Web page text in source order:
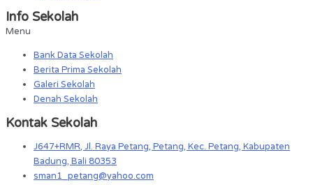
Info Sekolah
Menu
Bank Data Sekolah
Berita Prima Sekolah
Galeri Sekolah
Denah Sekolah
Kontak Sekolah
J647+RMR, Jl. Raya Petang, Petang, Kec. Petang, Kabupaten
Badung, Bali 80353
sman1_petang@yahoo.com